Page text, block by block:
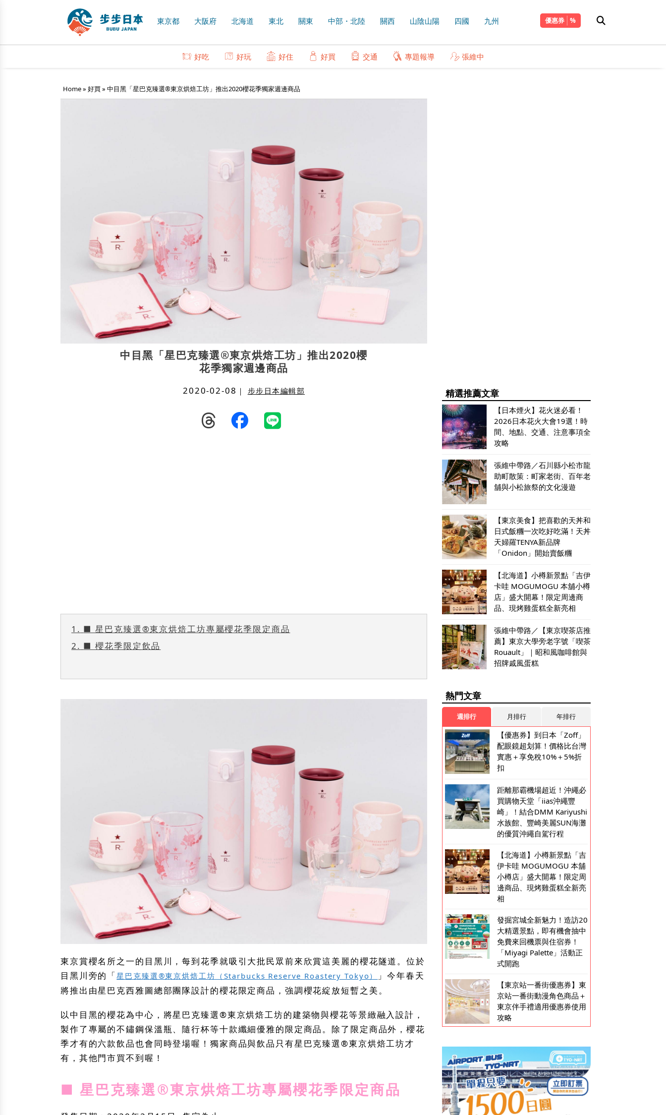
東京都 大阪府 北海道 東北 關東 中部・北陸 關西 山陰山陽 四國 九州 優惠券
好吃 好玩 好住 好買 交通 專題報導 張維中
Home» 好買 » 中目黑「星巴克臻選®東京烘焙工坊」推出2020櫻花季獨家週邊商品
中目黑「星巴克臻選®東京烘焙工坊」推出2020櫻
花季獨家週邊商品
2020-02-08 ｜ 步步日本編輯部
1. ■ 星巴克臻選®東京烘焙工坊專屬櫻花季限定商品
2. ■ 櫻花季限定飲品
東京賞櫻名所之一的目黑川，每到花季就吸引大批民眾前來欣賞這美麗的櫻花隧道。位於
目黑川旁的「星巴克臻選®東京烘焙工坊（Starbucks Reserve Roastery Tokyo）
」今年春天
將推出由星巴克西雅圖總部團隊設計的櫻花限定商品，強調櫻花綻放短暫之美。
以中目黑的櫻花為中心，將星巴克臻選®東京烘焙工坊的建築物與櫻花等景緻融入設計，
製作了專屬的不鏽鋼保溫瓶、隨行杯等十款纖細優雅的限定商品。除了限定商品外，櫻花
季才有的六款飲品也會同時登場喔！獨家商品與飲品只有星巴克臻選®東京烘焙工坊才
有，其他門市買不到喔！
■ 星巴克臻選®東京烘焙工坊專屬櫻花季限定商品
精選推薦文章
【日本煙火】花火迷必看！
2026日本花火大會19選！時
間、地點、交通、注意事項全
攻略
張維中帶路／石川縣小松市龍
助町散策：町家老街、百年老
舖與小松旅祭的文化漫遊
【東京美食】把喜歡的天丼和
日式飯糰一次吃好吃滿！天丼
天婦羅TENYA新品牌
「Onidon」開始賣飯糰
【北海道】小樽新景點「吉伊
卡哇 MOGUMOGU 本舖小樽
店」盛大開幕！限定周邊商
品、現烤雞蛋糕全新亮相
張維中帶路／【東京喫茶店推
薦】東京大學旁老字號「喫茶
Rouault」｜昭和風咖啡館與
招牌戚風蛋糕
熱門文章
週排行 月排行 年排行
【優惠券】到日本「Zoff」
配眼鏡超划算！價格比台灣
實惠＋享免稅10%＋5%折
扣
距離那霸機場超近！沖繩必
買購物天堂「iias沖繩豐
崎」！結合DMM Kariyushi
水族館、豐崎美麗SUN海灘
的優質沖繩自駕行程
【北海道】小樽新景點「吉
伊卡哇 MOGUMOGU 本舖
小樽店」盛大開幕！限定周
邊商品、現烤雞蛋糕全新亮
相
發掘宮城全新魅力！造訪20
大精選景點，即有機會抽中
免費來回機票與住宿券！
「Miyagi Palette」活動正
式開跑
【東京站一番街優惠券】東
京站一番街動漫角色商品＋
東京伴手禮適用優惠券使用
攻略